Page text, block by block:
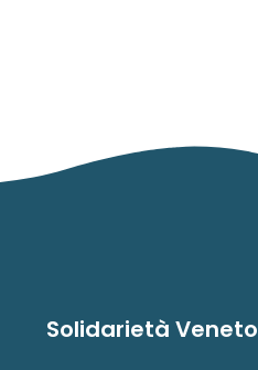
Solidarietà Veneto